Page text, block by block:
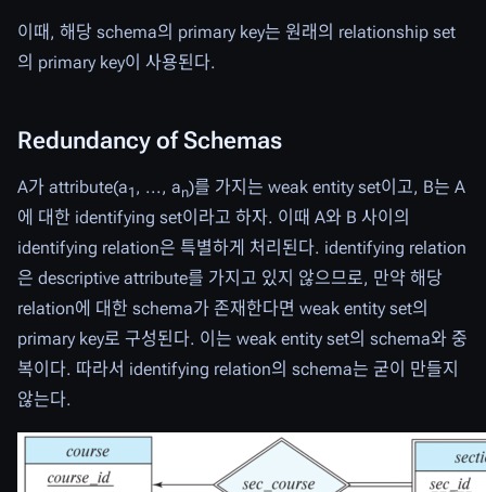
이때, 해당 schema의 primary key는 원래의 relationship set
의 primary key이 사용된다.
Redundancy of Schemas
A가 attribute(a1 , ..., an)를 가지는 weak entity set이고, B는 A
에 대한 identifying set이라고 하자. 이때 A와 B 사이의
identifying relation은 특별하게 처리된다. identifying relation
은 descriptive attribute를 가지고 있지 않으므로, 만약 해당
relation에 대한 schema가 존재한다면 weak entity set의
primary key로 구성된다. 이는 weak entity set의 schema와 중
복이다. 따라서 identifying relation의 schema는 굳이 만들지
않는다.